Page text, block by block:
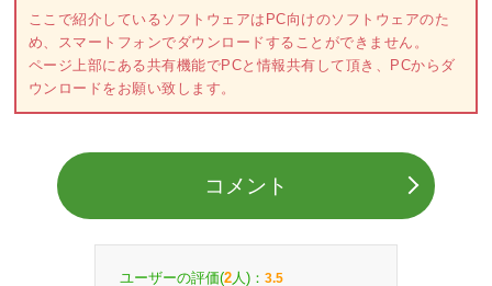
ここで紹介しているソフトウェアはPC向けのソフトウェアのた
め、スマートフォンでダウンロードすることができません。
ページ上部にある共有機能でPCと情報共有して頂き、PCからダ
ウンロードをお願い致します。
コメント
ユーザーの評価(2 人)： 3.5